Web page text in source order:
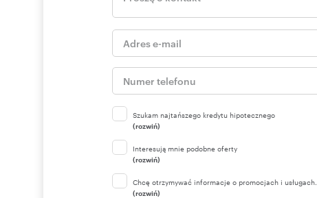
Szukam najtańszego kredytu hipotecznego
(rozwiń)
Interesują mnie podobne oferty
(rozwiń)
Chcę otrzymywać informacje o promocjach i usługach.
(rozwiń)